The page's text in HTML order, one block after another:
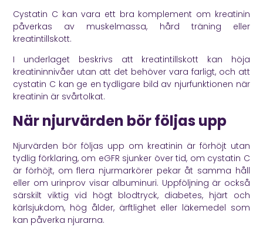
Cystatin C kan vara ett bra komplement om kreatinin
påverkas av muskelmassa, hård träning eller
kreatintillskott.
I underlaget beskrivs att kreatintillskott kan höja
kreatininnivåer utan att det behöver vara farligt, och att
cystatin C kan ge en tydligare bild av njurfunktionen när
kreatinin är svårtolkat.
När njurvärden bör följas upp
Njurvärden bör följas upp om kreatinin är förhöjt utan
tydlig förklaring, om eGFR sjunker över tid, om cystatin C
är förhöjt, om flera njurmarkörer pekar åt samma håll
eller om urinprov visar albuminuri. Uppföljning är också
särskilt viktig vid högt blodtryck, diabetes, hjärt och
kärlsjukdom, hög ålder, ärftlighet eller läkemedel som
kan påverka njurarna.